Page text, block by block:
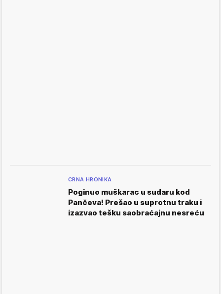
CRNA HRONIKA
Poginuo muškarac u sudaru kod
Pančeva! Prešao u suprotnu traku i
izazvao tešku saobraćajnu nesreću